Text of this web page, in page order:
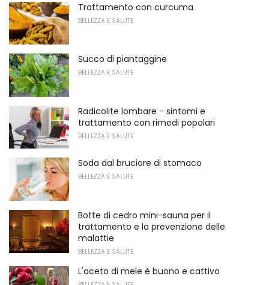
Trattamento con curcuma
BELLEZZA E SALUTE
Succo di piantaggine
BELLEZZA E SALUTE
Radicolite lombare - sintomi e
trattamento con rimedi popolari
BELLEZZA E SALUTE
Soda dal bruciore di stomaco
BELLEZZA E SALUTE
Botte di cedro mini-sauna per il
trattamento e la prevenzione delle
malattie
BELLEZZA E SALUTE
L'aceto di mele è buono e cattivo